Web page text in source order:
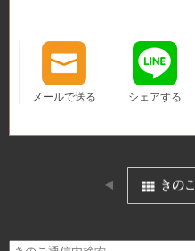
メールで送る シェアする